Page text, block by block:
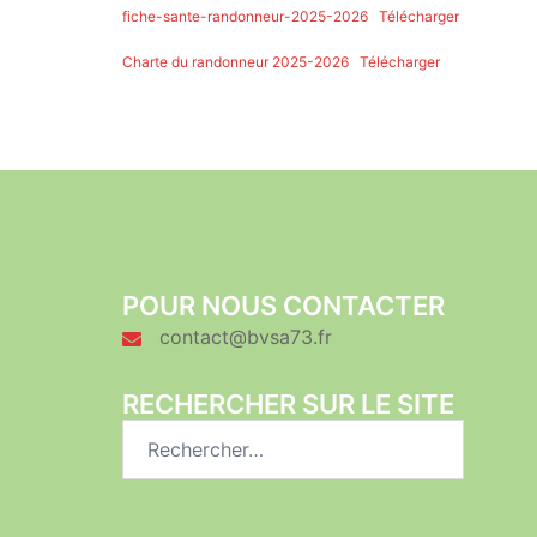
fiche-sante-randonneur-2025-2026 Télécharger
Charte du randonneur 2025-2026 Télécharger
POUR NOUS CONTACTER
contact@bvsa73.fr
RECHERCHER SUR LE SITE